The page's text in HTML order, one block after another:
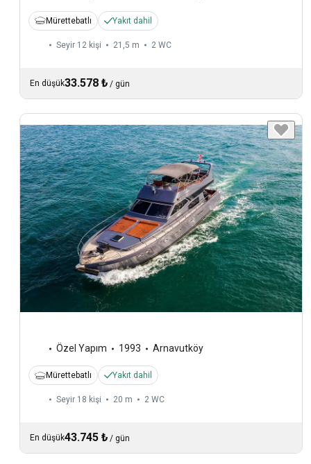
Mürettebatlı Yakıt dahil
Seyir 12 kişi 21,5 m 2 WC
En düşük33.578 ₺ / gün
Özel Yapım 1993 Arnavutköy
Mürettebatlı Yakıt dahil
Seyir 18 kişi 20 m 2 WC
En düşük43.745 ₺ / gün